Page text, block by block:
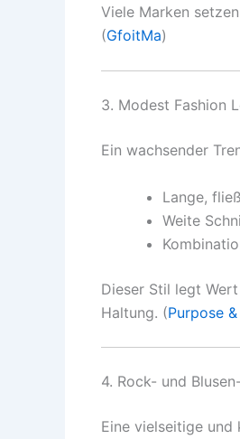
Viele Marken
(GfoitMa)
3. Modest Fashion
Ein wachsender
Lange,
Weite
Dieser Stil legt
Haltung. (Purpose
4. Rock- und
Eine vielseitige und